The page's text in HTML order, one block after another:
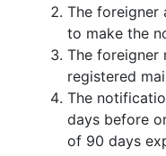
The for­eigner
to make the
The for­eigner
reg­is­tered
The
days before
of 90 days